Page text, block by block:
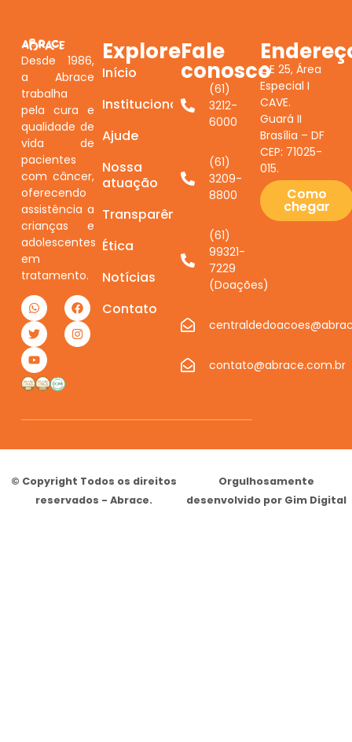
Desde 1986,
a Abrace
trabalha
pela cura e
qualidade de
vida de
pacientes
com câncer,
oferecendo
assistência a
crianças e
adolescentes
em
tratamento.
Explore
Início
Institucional
Ajude
Nossa
atuação
Transparência
Ética
Notícias
Contato
Fale
conosco
(61)
3212-
6000
(61)
3209-
8800
(61)
99321-
7229
(Doações)
contato@abrace.com.br
QE 25, Área
Especial I
CAVE.
Guará II
Brasília – DF
CEP: 71025-
015.
Como
chegar
© Copyright Todos os direitos
reservados - Abrace.
Orgulhosamente
desenvolvido por Gim Digital